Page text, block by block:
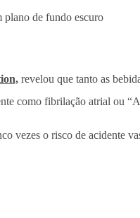
revelou que tanto as
como fibrilação atrial ou
vezes o risco de acidente